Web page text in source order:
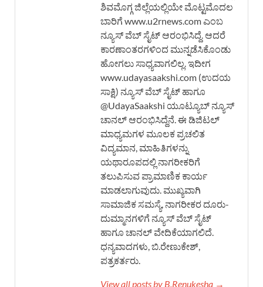
ಶಿವಮೊಗ್ಗ ಜಿಲ್ಲೆಯಲ್ಲಿಯೇ ಮೊಟ್ಟಮೊದಲ
ಬಾರಿಗೆ www.u2rnews.com ಎಂಬ
ನ್ಯೂಸ್ ವೆಬ್ ಸೈಟ್ ಆರಂಭಿಸಿದ್ದೆ. ಆದರೆ
ಕಾರಣಾಂತರಗಳಿಂದ ಮುನ್ನಡೆಸಿಕೊಂಡು
ಹೋಗಲು ಸಾಧ್ಯವಾಗಲಿಲ್ಲ. ಇದೀಗ
www.udayasaakshi.com (ಉದಯ
ಸಾಕ್ಷಿ) ನ್ಯೂಸ್ ವೆಬ್ ಸೈಟ್ ಹಾಗೂ
@UdayaSaakshi ಯೂಟ್ಯೂಬ್ ನ್ಯೂಸ್
ಚಾನಲ್ ಆರಂಭಿಸಿದ್ದೆನೆ. ಈ ಡಿಜಿಟಲ್
ಮಾಧ್ಯಮಗಳ ಮೂಲಕ ಪ್ರಚಲಿತ
ವಿದ್ಯಮಾನ, ಮಾಹಿತಿಗಳನ್ನು
ಯಥಾರೂಪದಲ್ಲಿ ನಾಗರೀಕರಿಗೆ
ತಲುಪಿಸುವ ಪ್ರಾಮಾಣಿಕ ಕಾರ್ಯ
ಮಾಡಲಾಗುವುದು. ಮುಖ್ಯವಾಗಿ
ಸಾಮಾಜಿಕ ಸಮಸ್ಯೆ, ನಾಗರೀಕರ ದೂರು-
ದುಮ್ಮಾನಗಳಿಗೆ ನ್ಯೂಸ್ ವೆಬ್ ಸೈಟ್
ಹಾಗೂ ಚಾನಲ್ ವೇದಿಕೆಯಾಗಲಿದೆ.
ಧನ್ಯವಾದಗಳು, ಬಿ.ರೇಣುಕೇಶ್,
ಪತ್ರಕರ್ತರು.
View all posts by B.Renukesha →